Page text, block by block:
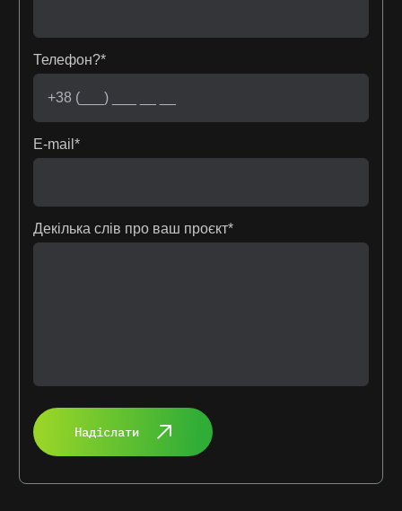
Телефон?*
E-mail*
Декілька слів про ваш проєкт*
Надіслати